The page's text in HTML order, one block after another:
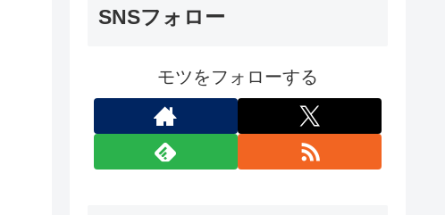
SNSフォロー
モツをフォローする